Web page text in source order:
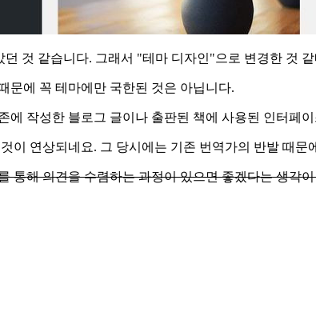
던 것 같습니다. 그래서 "테마 디자인"으로 변경한 것
문에 꼭 테마에만 국한된 것은 아닙니다.
작성한 블로그 글이나 출판된 책에 사용된 인터페
이 연상되네요. 그 당시에는 기존 번역가의 반발 때
통해 의견을 수렴하는 과정이 있으면 좋겠다는 생각